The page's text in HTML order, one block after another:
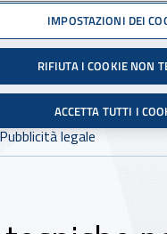
Facebook -
X -
Dove cercare:
Pubblicità legale
IMPOSTAZIONI DEI
RIFIUTA I COOKIE NON
ACCETTA TUTTI I